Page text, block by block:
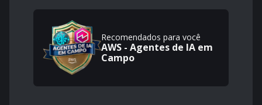
Recomendados para você
AWS - Agentes de IA em
Campo